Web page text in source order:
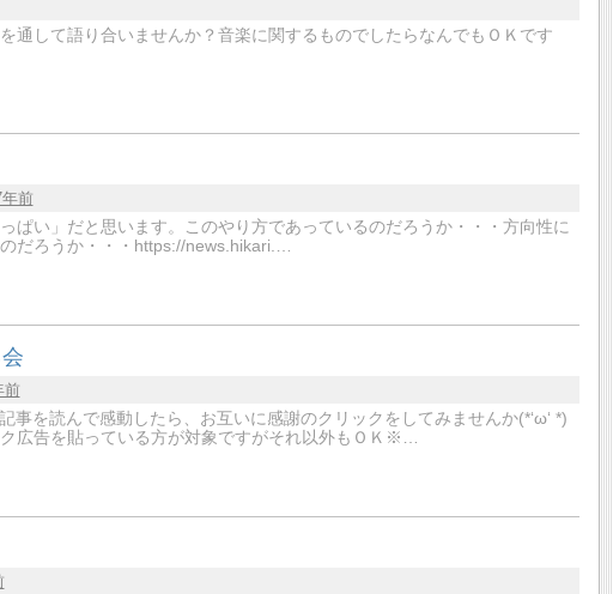
通して語り合いませんか？音楽に関するものでしたらなんでもＯＫです
前
ぱい」だと思います。このやり方であっているのだろうか・・・方向性に
だろうか・・・https://news.hikari.…
前
を読んで感動したら、お互いに感謝のクリックをしてみませんか(*‘ω‘ *)
広告を貼っている方が対象ですがそれ以外もＯＫ※…